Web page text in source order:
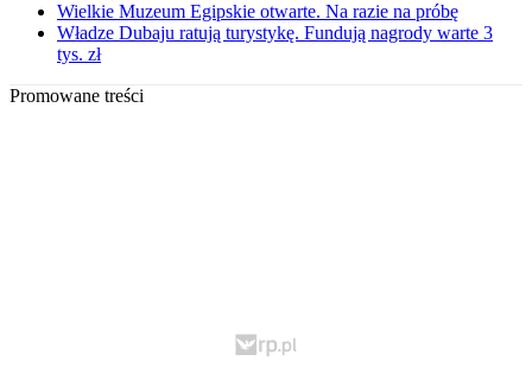
Wielkie Muzeum Egipskie otwarte. Na razie na próbę
Władze Dubaju ratują turystykę. Fundują nagrody warte 3
tys. zł
Promowane treści